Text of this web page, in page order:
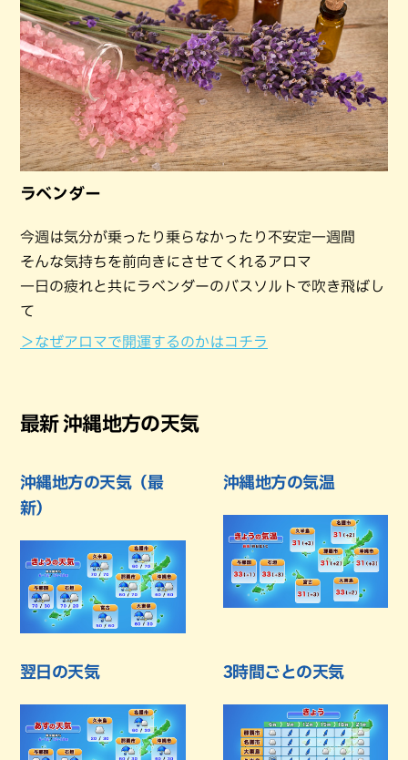
ラベンダー
今週は気分が乗ったり乗らなかったり不安定一週間
そんな気持ちを前向きにさせてくれるアロマ
一日の疲れと共にラベンダーのバスソルトで吹き飛ばし
て
＞なぜアロマで開運するのかはコチラ
最新 沖縄地方の天気
沖縄地方の天気（最
新）
沖縄地方の気温
翌日の天気 3時間ごとの天気